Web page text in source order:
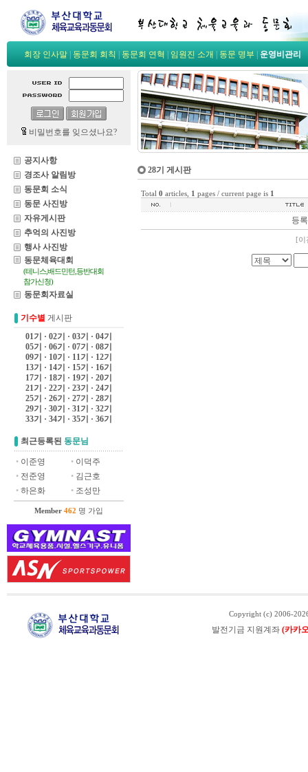
회장 인사말 동문회 회칙 동문회 연혁 임원진 소개 동문 명부 운영비관리
비밀번호를 잊으셨나요?
공지사항
경조사 알림방
동문회 소식
동문 사진방
자유게시판
추억의 사진방
행사 사진방
동문체육대회
(테니스,배드민턴,등반대회
참가신청)
동문회자료실
기수별 게시판
01기
· 02기 · 03기 · 04기
05기
· 06기 · 07기 · 08기
09기
· 10기 · 11기 · 12기
13기
· 14기 · 15기 · 16기
17기
· 18기 · 19기 · 20기
21기
· 22기 · 23기 · 24기
25기
· 26기 · 27기 · 28기
29기
· 30기 · 31기 · 32기
33기
· 34기 · 35기 · 36기
최근등록된 동문님
• 이준영 • 이덕주
• 전준영 • 김근호
• 하은화 • 조성만
Member 462 명 가입
28기 게시판
Total 0 articles, 1 pages / current page is 1
등
[이
Copyright (c) 2006-
발전기금 지원계좌 (카카